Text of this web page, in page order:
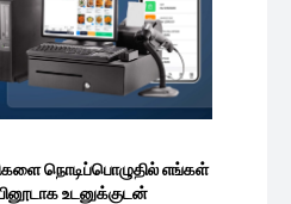
நொடிப்பொழுதில் எங்கள்
உடனுக்குடன்